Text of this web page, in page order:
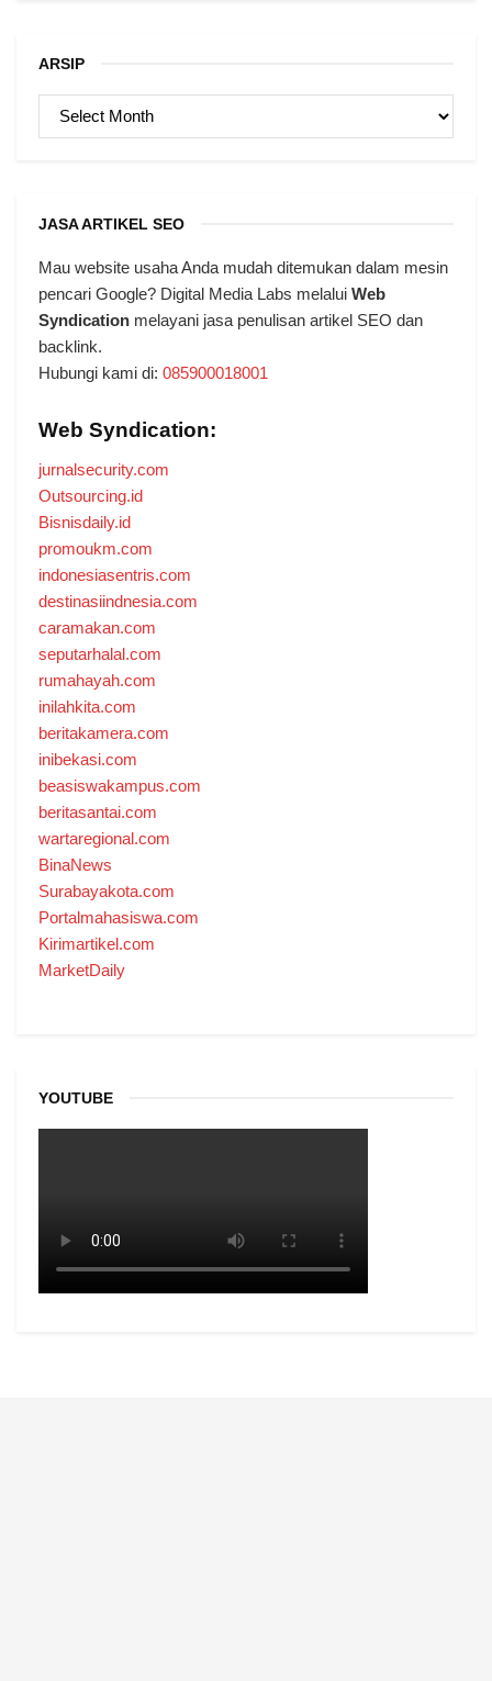
ARSIP
ARSIP
JASA ARTIKEL SEO
Mau website usaha Anda mudah ditemukan dalam mesin
pencari Google? Digital Media Labs melalui Web
Syndication melayani jasa penulisan artikel SEO dan
backlink.
Hubungi kami di: 085900018001
Web Syndication:
jurnalsecurity.com
Outsourcing.id
Bisnisdaily.id
promoukm.com
indonesiasentris.com
destinasiindnesia.com
caramakan.com
seputarhalal.com
rumahayah.com
inilahkita.com
beritakamera.com
inibekasi.com
beasiswakampus.com
beritasantai.com
wartaregional.com
BinaNews
Surabayakota.com
Portalmahasiswa.com
Kirimartikel.com
MarketDaily
YOUTUBE